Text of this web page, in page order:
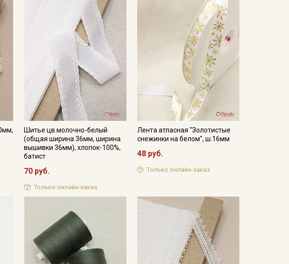
Шитье цв.молочно-белый
(общая ширина 36мм, ширина
вышивки 36мм), хлопок-100%,
батист
70 руб.
Только онлайн-заказ
Лента атласная "Золотистые
снежинки на белом", ш.16мм
48 руб.
Только онлайн-заказ
и